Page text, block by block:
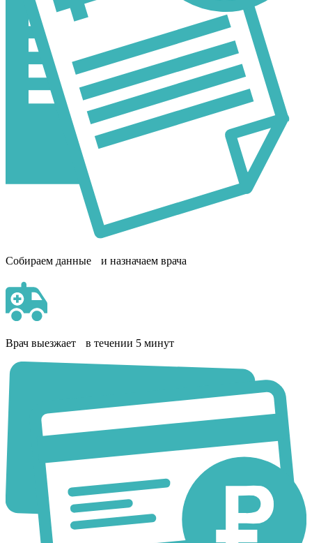
Собираем данные и назначаем врача
Врач выезжает в течении 5 минут